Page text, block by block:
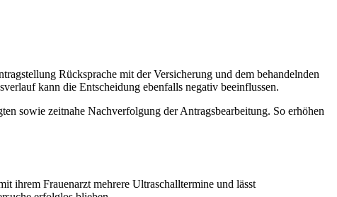
Rücksprache mit der Versicherung und dem behandelnden
kann die Entscheidung ebenfalls negativ beeinflussen.
sowie zeitnahe Nachverfolgung der Antragsbearbeitung. So erhöhen
ihrem Frauenarzt mehrere Ultraschalltermine und lässt